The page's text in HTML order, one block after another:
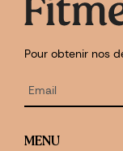
Pour obtenir nos
MENU